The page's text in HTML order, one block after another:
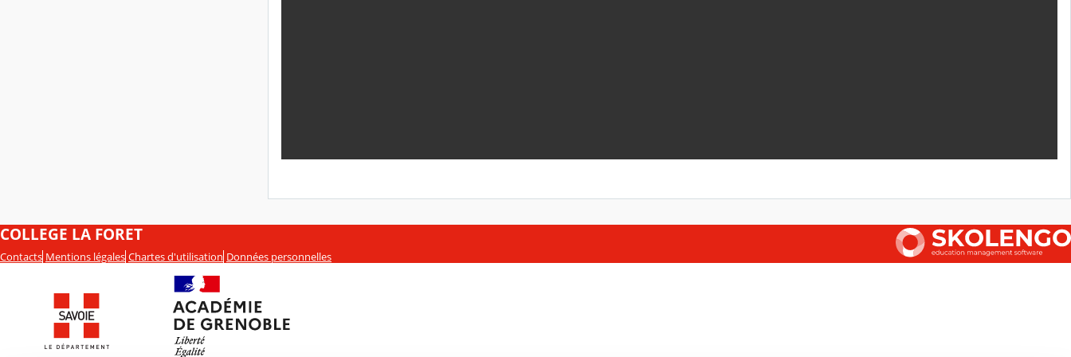
COLLEGE LA FORET
Contacts Mentions légales Chartes d'utilisation Données personnelles